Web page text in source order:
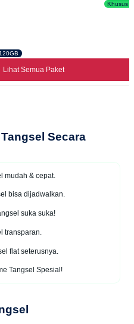
Khusus
Lihat Semua Paket
Secara
mudah & cepat.
bisa dijadwalkan.
suka suka!
transparan.
flat seterusnya.
Tangsel Spesial!